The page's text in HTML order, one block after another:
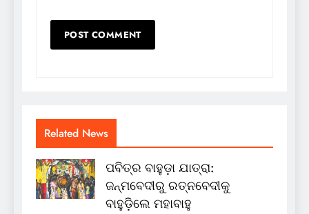
Related News
ପବିତ୍ର ବାହୁଡ଼ା ଯାତ୍ରା:
ଜନ୍ମବେଦୀରୁ ରତ୍ନବେଦୀକୁ
ବାହୁଡ଼ିଲେ ମହାବାହୁ